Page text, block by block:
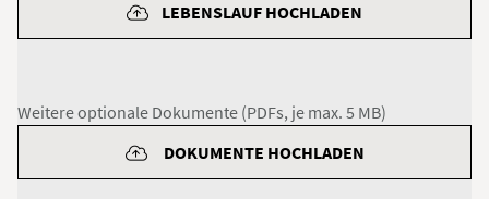
LEBENSLAUF HOCHLADEN
Weitere optionale Dokumente (PDFs, je max. 5 MB)
DOKUMENTE HOCHLADEN